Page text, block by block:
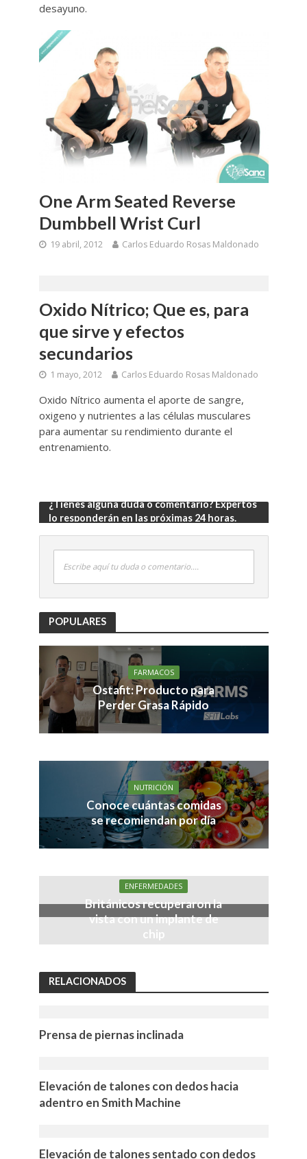
desayuno.
One Arm Seated Reverse
Dumbbell Wrist Curl
19 abril, 2012 Carlos Eduardo Rosas Maldonado
Oxido Nítrico; Que es, para
que sirve y efectos
secundarios
1 mayo, 2012 Carlos Eduardo Rosas Maldonado
Oxido Nítrico aumenta el aporte de sangre,
oxigeno y nutrientes a las células musculares
para aumentar su rendimiento durante el
entrenamiento.
¿Tienes alguna duda o comentario? Expertos
lo responderán en las próximas 24 horas.
Escribe aquí tu duda o comentario....
POPULARES
FARMACOS
Ostafit: Producto para
Perder Grasa Rápido
NUTRICIÓN
Conoce cuántas comidas
se recomiendan por día
ENFERMEDADES
Británicos recuperaron la
vista con un implante de
chip
RELACIONADOS
Prensa de piernas inclinada
Elevación de talones con dedos hacia
adentro en Smith Machine
Elevación de talones sentado con dedos